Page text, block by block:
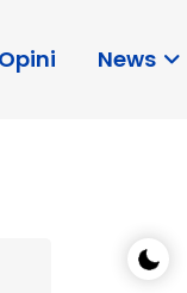
Opini News